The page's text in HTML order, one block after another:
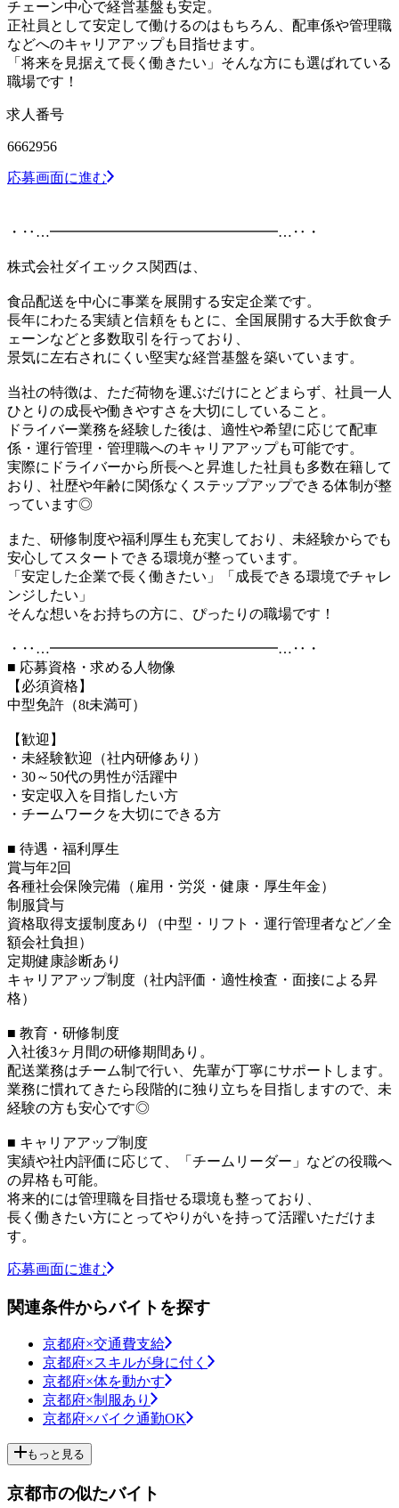
チェーン中心で経営基盤も安定。
正社員として安定して働けるのはもちろん、配車係や管理職
などへのキャリアアップも目指せます。
「将来を見据えて長く働きたい」そんな方にも選ばれている
職場です！
求人番号
6662956
応募画面に進む
・‥…━━━━━━━━━━━━━━━━…‥・
株式会社ダイエックス関西は、
食品配送を中心に事業を展開する安定企業です。
長年にわたる実績と信頼をもとに、全国展開する大手飲食チ
ェーンなどと多数取引を行っており、
景気に左右されにくい堅実な経営基盤を築いています。
当社の特徴は、ただ荷物を運ぶだけにとどまらず、社員一人
ひとりの成長や働きやすさを大切にしていること。
ドライバー業務を経験した後は、適性や希望に応じて配車
係・運行管理・管理職へのキャリアアップも可能です。
実際にドライバーから所長へと昇進した社員も多数在籍して
おり、社歴や年齢に関係なくステップアップできる体制が整
っています◎
また、研修制度や福利厚生も充実しており、未経験からでも
安心してスタートできる環境が整っています。
「安定した企業で長く働きたい」「成長できる環境でチャレ
ンジしたい」
そんな想いをお持ちの方に、ぴったりの職場です！
・‥…━━━━━━━━━━━━━━━━…‥・
■ 応募資格・求める人物像
【必須資格】
中型免許（8t未満可）
【歓迎】
・未経験歓迎（社内研修あり）
・30～50代の男性が活躍中
・安定収入を目指したい方
・チームワークを大切にできる方
■ 待遇・福利厚生
賞与年2回
各種社会保険完備（雇用・労災・健康・厚生年金）
制服貸与
資格取得支援制度あり（中型・リフト・運行管理者など／全
額会社負担）
定期健康診断あり
キャリアアップ制度（社内評価・適性検査・面接による昇
格）
■ 教育・研修制度
入社後3ヶ月間の研修期間あり。
配送業務はチーム制で行い、先輩が丁寧にサポートします。
業務に慣れてきたら段階的に独り立ちを目指しますので、未
経験の方も安心です◎
■ キャリアアップ制度
実績や社内評価に応じて、「チームリーダー」などの役職へ
の昇格も可能。
将来的には管理職を目指せる環境も整っており、
長く働きたい方にとってやりがいを持って活躍いただけま
す。
応募画面に進む
関連条件からバイトを探す
京都府×交通費支給
京都府×スキルが身に付く
京都府×体を動かす
京都府×制服あり
京都府×バイク通勤OK
もっと見る
京都市の似たバイト